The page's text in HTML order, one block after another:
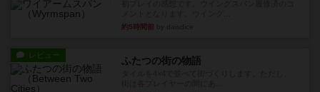
約5時間前
レビュー ふたつの街の物語